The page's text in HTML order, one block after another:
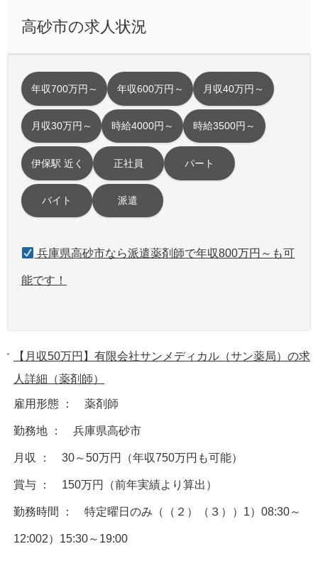
高砂市の求人状況
年収700万円～ 年収600万円～ 月収40万円～
月収30万円～ 時給4000円～ 時給3500円～
伊保駅 近く 正社員 パート
バイト 派遣
兵庫県高砂市なら派遣薬剤師で年収800万円～も可
能です！
【月収50万円】有限会社サンメディカル（サン薬局）の求
人詳細（薬剤師）
雇用形態 ： 薬剤師
勤務地 ： 兵庫県高砂市
月収 ： 30～50万円（年収750万円も可能）
賞与 ： 150万円（前年実績より算出）
勤務時間 ： 特定曜日のみ（（２）（３））1）08:30～
12:002）15:30～19:00